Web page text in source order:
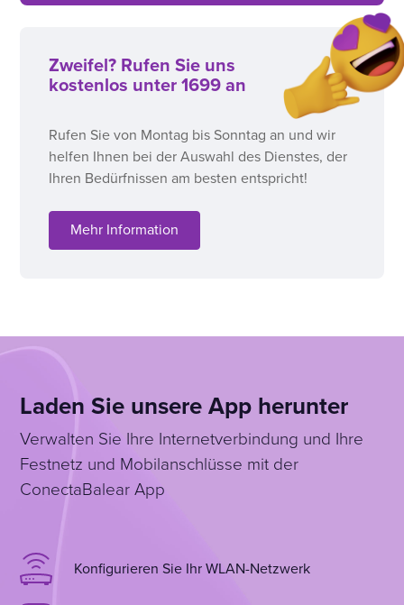
Zweifel? Rufen Sie uns
kostenlos unter 1699 an
Rufen Sie von Montag bis Sonntag an und wir
helfen Ihnen bei der Auswahl des Dienstes, der
Ihren Bedürfnissen am besten entspricht!
Mehr Information
Laden Sie unsere App herunter
Verwalten Sie Ihre Internetverbindung und Ihre
Festnetz und Mobilanschlüsse mit der
ConectaBalear App
Konfigurieren Sie Ihr WLAN-Netzwerk